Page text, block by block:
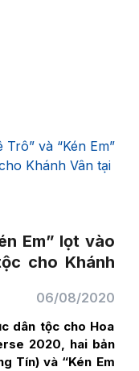
Trô” và “Kén Em”
Khánh Vân tại
Em” lọt vào
cho Khánh
06/08/2020
dân tộc cho Hoa
2020, hai bản
Tín) và “Kén Em